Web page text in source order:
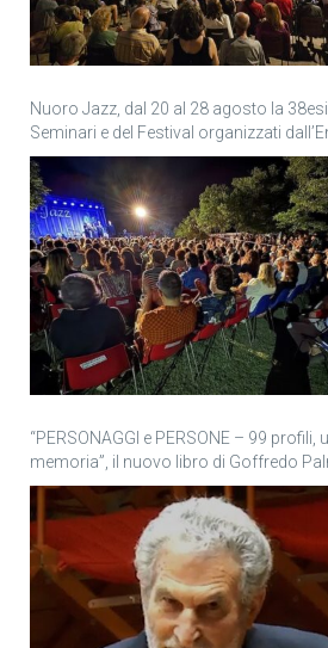
Nuoro Jazz, dal 20 al 28 agosto la
Seminari e del Festival organizzati
“PERSONAGGI e PERSONE – 99
memoria”, il nuovo libro di Goffredo